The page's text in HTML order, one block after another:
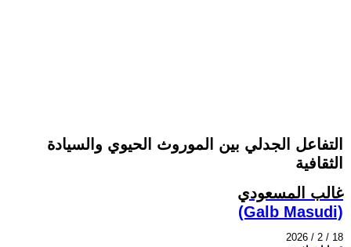
التفاعل الجدلي بين الموروث الحيوي والسيادة
الثقافية
غالب المسعودي
(Galb Masudi)
2026 / 2 / 18